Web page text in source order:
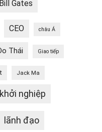
Bill Gates
CEO châu Á
Thái Giao tiếp
Jack Ma
khởi nghiệp
lãnh đạo